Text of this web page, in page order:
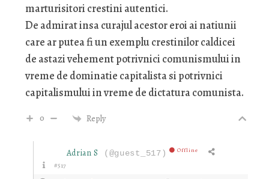
marturisitori crestini autentici.
De admirat insa curajul acestor eroi ai natiunii
care ar putea fi un exemplu crestinilor caldicei
de astazi vehement potrivnici comunismului in
vreme de dominatie capitalista si potrivnici
capitalismului in vreme de dictatura comunista.
0 Reply
Adrian S (@guest_517) Offline
#517